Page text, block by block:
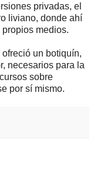
privadas, el
liviano, donde ahí
medios.
un botiquín,
necesarios para la
sobre
por sí mismo.